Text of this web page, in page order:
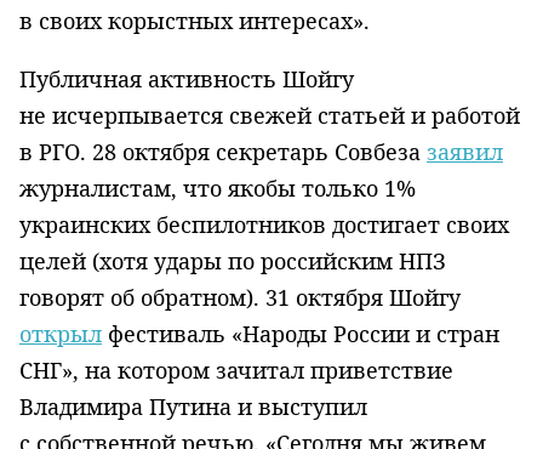
в своих корыстных интересах».
Публичная активность Шойгу
не исчерпывается свежей статьей и работой
в РГО. 28 октября секретарь Совбеза заявил
журналистам, что якобы только 1%
украинских беспилотников достигает своих
целей (хотя удары по российским НПЗ
говорят об обратном). 31 октября Шойгу
открыл фестиваль «Народы России и стран
СНГ», на котором зачитал приветствие
Владимира Путина и выступил
с собственной речью. «Сегодня мы живем